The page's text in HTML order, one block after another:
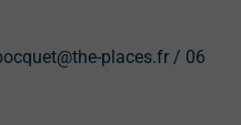
places.fr / 06